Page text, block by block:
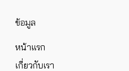
ข้อมูล
หน้าแรก
เกี่ยวกับเรา